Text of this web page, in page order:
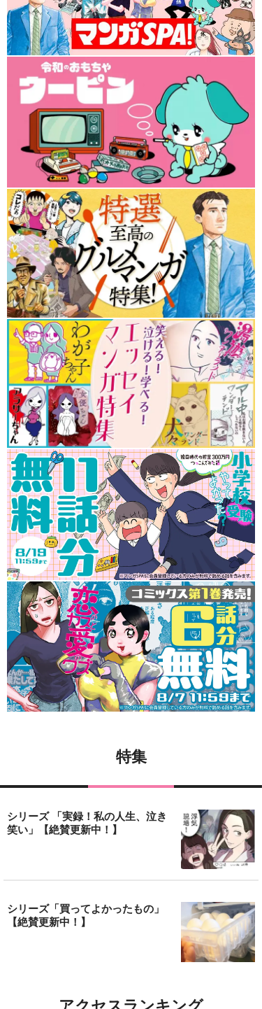
特集
シリーズ 「実録！私の人生、泣き
笑い」【絶賛更新中！】
シリーズ「買ってよかったもの」
【絶賛更新中！】